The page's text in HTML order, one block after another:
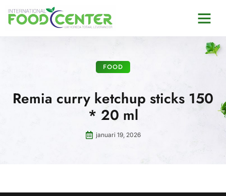
FOOD
Remia curry ketchup sticks 150
* 20 ml
januari 19, 2026